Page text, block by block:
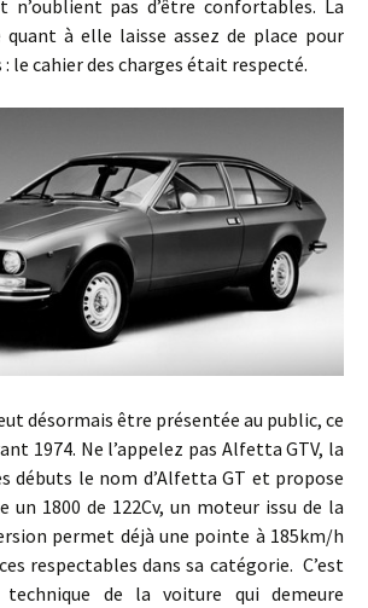
pas d’être confortables. La
à elle laisse assez de place pour
le cahier des charges était respecté.
être présentée au public, ce
1974. Ne l’appelez pas Alfetta GTV, la
débuts le nom d’Alfetta GT et propose
un 1800 de 122Cv, un moteur issu de la
permet déjà une pointe à 185km/h
respectables dans sa catégorie. C’est
de la voiture qui demeure